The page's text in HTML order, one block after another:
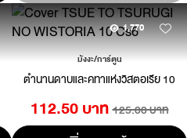
1,770
มังงะ/การ์ตูน
ตำนานดาบและคทาแห่งวิสตอเรีย 10
112.50 บาท 125.00 บาท